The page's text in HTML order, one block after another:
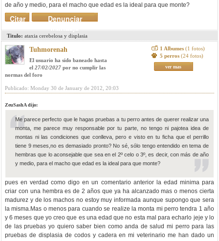
de año y medio, para el macho que edad es la ideal para que monte?
Denunciar
mensaje
Citar
Titulo: ataxia cerebelosa y displasia
Tuhmorenah
El usuario ha sido baneado hasta
el 27/02/2027 por no cumplir las
normas del foro
1 Albumes (1 fotos)
5 perros (24 fotos)
ver mas
Publicado: Monday 30 de January de 2012, 20:03
ZeuSashA dijo:
Me parece perfecto que le hagas pruebas a tu perro antes de querer realizar una
monta, me parece muy responsable por tu parte, no tengo ni pajotea idea de
montas ni las condiciones que conlleva, pero e visto en tu ficha que el perrillo
tiene 9 meses,no es demasiado pronto? No sé, sólo tengo entendido en tema de
hembras que lo aconsejable que sea en el 2º celo o 3º, es decir, con más de año
y medio, para el macho que edad es la ideal para que monte?
pues en verdad como digo en un comentario anterior la edad minima para
criar con una hembra es de 2 años que ya ha alcanzado mas o menos cierta
madurez y de los machos no estoy muy informada aunque supongo que sera
la misma.Mas o menos para cuando se realize la monta mi perro tendra 1 año
y 6 meses que yo creo que es una edad que no esta mal para echarlo jeje y lo
de las pruebas yo quiero saber bien como anda de salud mi perro para las
pruebas de displasia de codos y cadera en mi veterinario me han dado un